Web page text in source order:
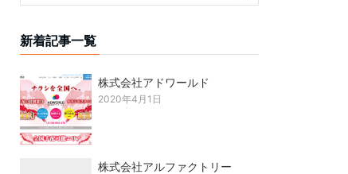
新着記事一覧
株式会社アドワールド
2020年4月1日
株式会社アルファクトリー